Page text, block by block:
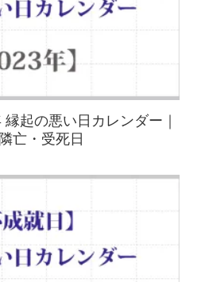
縁起の悪い日カレンダー｜
亡・受死日